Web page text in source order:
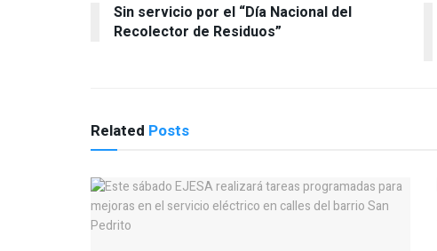
Sin servicio por el “Día Nacional del
Recolector de Residuos”
Related Posts